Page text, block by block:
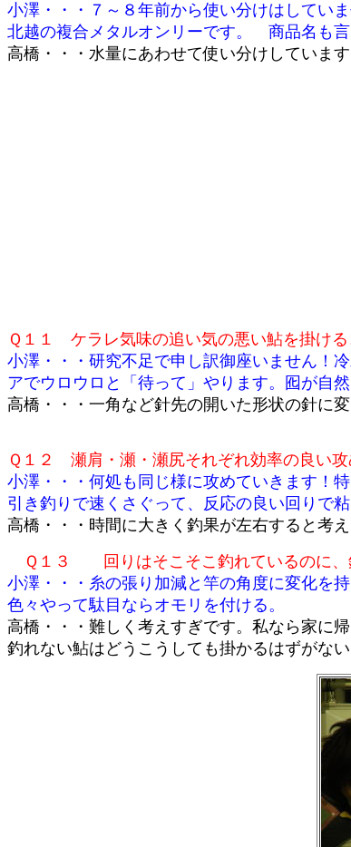
小澤・・・７～８年前から使い分けはしていま
北越の複合メタルオンリーです。 商品名も言
高橋・・・水量にあわせて使い分けしてい
Ｑ１１ ケラレ気味の追い気の悪い鮎を掛ける
小澤・・・研究不足で申し訳御座いません！
アでウロウロと「待って」やります。囮が自
高橋・・・一角など針先の開いた形状の針に変
Ｑ１２ 瀬肩・瀬・瀬尻それぞれ効率の良い攻
小澤・・・何処も同じ様に攻めていきます！
引き釣りで速くさぐって、反応の良い回りで粘
高橋・・・時間に大きく釣果が左右すると考
Ｑ１３ 回りはそこそこ釣れているのに、
小澤・・・糸の張り加減と竿の角度に変化を持
色々やって駄目ならオモリを付ける。
高橋・・・難しく考えすぎです。私なら家に帰
釣れない鮎はどうこうしても掛かるはずがない